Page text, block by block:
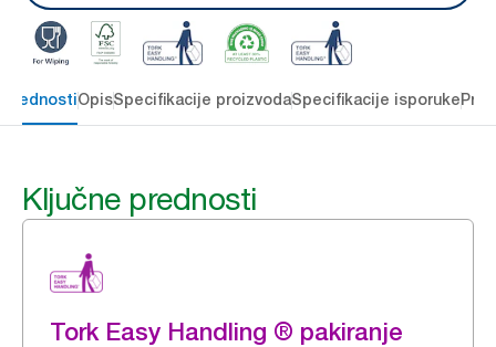
prednostiOpisSpecifikacije proizvodaSpecifikacije isporuke
Ključne prednosti
Tork Easy Handling ® pakiranje